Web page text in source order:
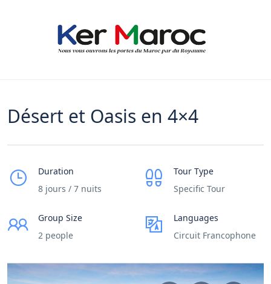
Désert et Oasis en 4×4
Duration
8 jours / 7 nuits
Tour Type
Specific Tour
Group Size
2 people
Languages
Circuit Francophone